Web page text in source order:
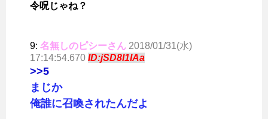
令呪じゃね？
9: 名無しのピシーさん 2018/01/31(水)
17:14:54.670 ID:jSD8l1IAa
>>5
まじか
俺誰に召喚されたんだよ